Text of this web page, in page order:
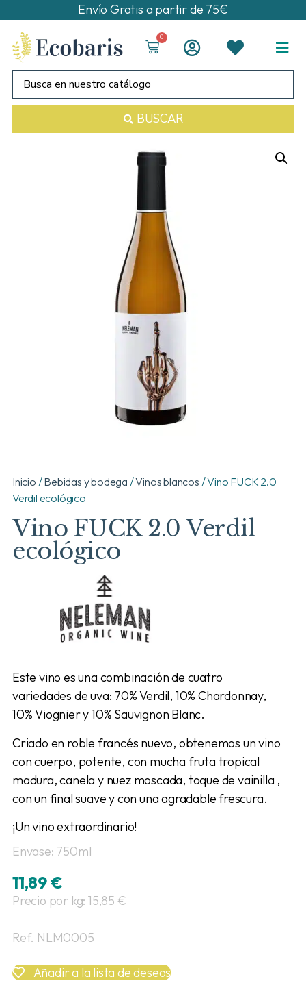
Envío Gratis a partir de 75€
0
BUSCAR
Inicio /Bebidas y bodega /Vinos blancos / Vino FUCK 2.0
Verdil ecológico
Vino FUCK 2.0 Verdil
ecológico
Este vino es una combinación de cuatro
variedades de uva: 70% Verdil, 10% Chardonnay,
10% Viognier y 10% Sauvignon Blanc.
Criado en roble francés nuevo, obtenemos un vino
con cuerpo, potente, con mucha fruta tropical
madura, canela y nuez moscada, toque de vainilla ,
con un final suave y con una agradable frescura.
¡Un vino extraordinario!
Envase: 750ml
11,89€
Precio por kg: 15,85 €
Ref. NLM0005
Añadir a la lista de deseos